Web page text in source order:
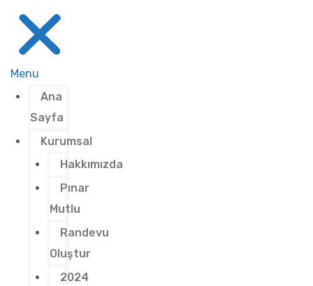
Menu
Ana
Sayfa
Kurumsal
Hakkımızda
Pınar
Mutlu
Randevu
Oluştur
2024